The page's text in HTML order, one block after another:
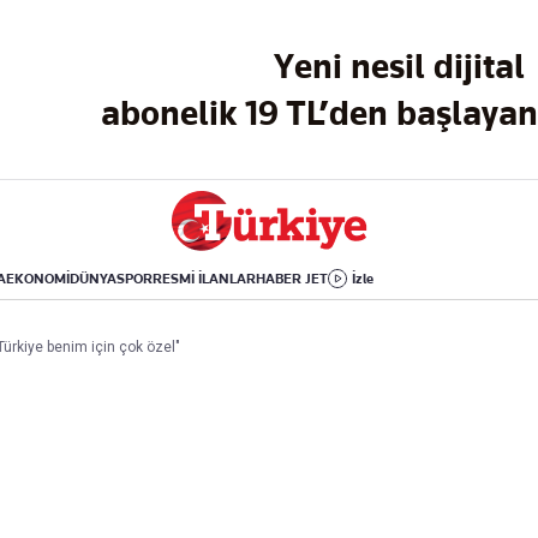
Yeni nesil dijital
abonelik 19 TL’den
EKONOMİDÜNYASPORRESMİ İLANLARHABER JET İzle
Amerika
İsrail-Gazze
Yemek
Aktüel
Sinema
Kitap
benim için çok özel"